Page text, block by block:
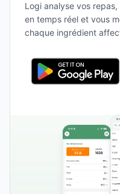
Logi analyse vos
en temps réel et vous
chaque ingrédient